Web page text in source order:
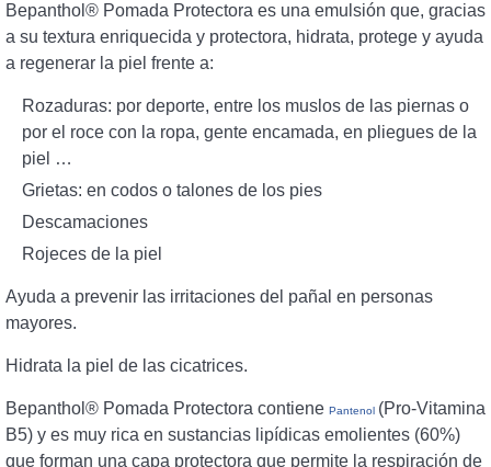
Bepanthol® Pomada Protectora es una emulsión que, gracias
a su textura enriquecida y protectora, hidrata, protege y ayuda
a regenerar la piel frente a:
Rozaduras: por deporte, entre los muslos de las piernas o
por el roce con la ropa, gente encamada, en pliegues de la
piel …
Grietas: en codos o talones de los pies
Descamaciones
Rojeces de la piel
Ayuda a prevenir las irritaciones del pañal en personas
mayores.
Hidrata la piel de las cicatrices.
Bepanthol® Pomada Protectora contiene Pantenol (Pro-Vitamina
B5) y es muy rica en sustancias lipídicas emolientes (60%)
que forman una capa protectora que permite la respiración de